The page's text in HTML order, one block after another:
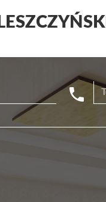
LESZCZYŃSKI